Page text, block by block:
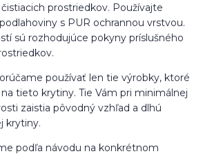
prostriedkov. Používajte
s PUR ochrannou vrstvou.
sú rozhodujúce pokyny príslušného
používať len tie výrobky, ktoré
tieto krytiny. Tie Vám pri minimálnej
zaistia pôvodný vzhľad a dlhú
krytiny.
podľa návodu na konkrétnom